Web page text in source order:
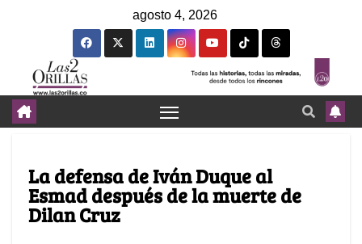
agosto 4, 2026
La defensa de Iván Duque al
Esmad después de la muerte de
Dilan Cruz